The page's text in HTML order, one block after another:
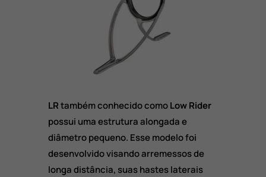
LRtambém conhecido comoLow Rider
possui uma estrutura alongada e
diâmetro pequeno. Esse modelo foi
desenvolvido visando arremessos de
longa distância, suas hastes laterais